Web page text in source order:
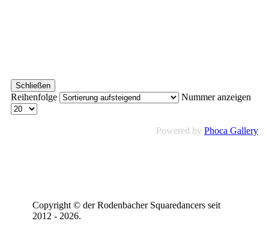
Schließen
Reihenfolge Nummer anzeigen
Powered by Phoca Gallery
Copyright © der Rodenbacher Squaredancers seit
2012 - 2026.